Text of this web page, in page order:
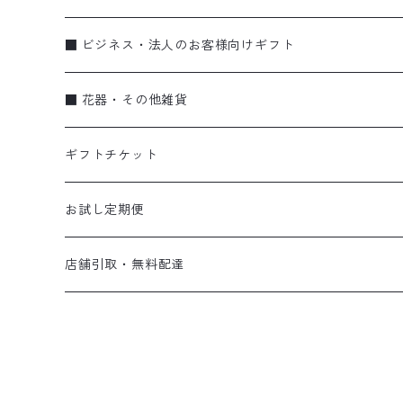
アレンジメント
季節のギフト（リース・しめ縄）
蘭
お誕生日
お祝い・特別な日に
弔事
ビジネス
■ ビジネス・法人のお客様向けギフト
蘭
ブーケ・花束
アレンジメント
スタンド花
■ 花器・その他雑貨
ギフトチケット
flower vase〈花器〉
gift ticket〈ギフトチケット〉
お試し定期便
お試し便
店舗引取・無料配達